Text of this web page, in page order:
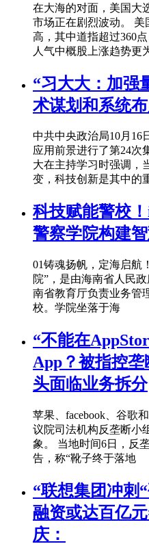
在大海的对面，美国大
市场正在剧烈波动。
高，其中道指超过360
人气中概股上涨趋势更
“习大大：加强
术谋划和系统
中共中央政治局10月16
应用前景进行了第24次
大在主持学习时强调，
变，科技创新是其中的
科技赋能警校
警察学院构建
01铸魂扬帆，定海启航
院”，是由海南省人民
南省教育厅负责业务管
校。学院坐落于海
“不能在
App？被指控
头面临业务拆分
苹果、facebook、谷歌
议院司法机构反垄断小
象。 当地时间6日，反
告，称“靴子终于落地
“联想集团冲刺
融资或达百亿
庆：